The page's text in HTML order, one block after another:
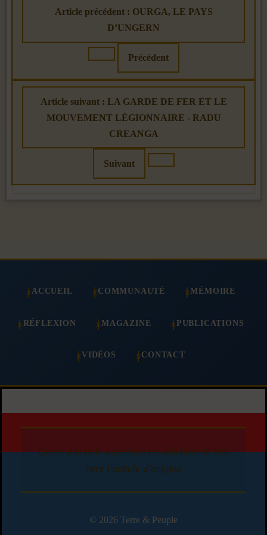
Article précédent : OURGA, LE PAYS
D’UNGERN
Précédent
Article suivant : LA GARDE DE FER ET LE
MOUVEMENT LÉGIONNAIRE - RADU
CREANGA
Suivant
ACCUEIL COMMUNAUTÉ MÉMOIRE
RÉFLEXION MAGAZINE PUBLICATIONS
VIDÉOS CONTACT
Copie d'article autorisée en affichant le lien
vers l'article d'origine
© 2026 Terre & Peuple